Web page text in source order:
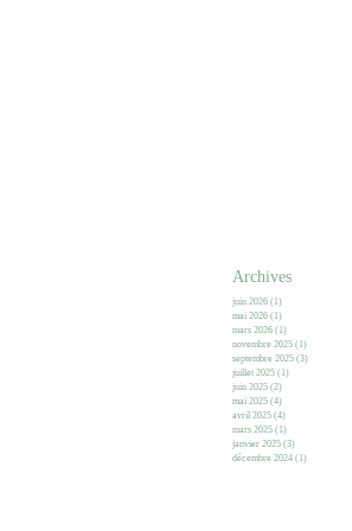
Archives
juin 2026 (1)
mai 2026 (1)
mars 2026 (1)
novembre 2025 (1)
septembre 2025 (3)
juillet 2025 (1)
juin 2025 (2)
mai 2025 (4)
avril 2025 (4)
mars 2025 (1)
janvier 2025 (3)
décembre 2024 (1)